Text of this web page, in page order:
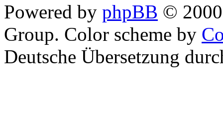
Powered by phpBB ©
Group. Color scheme by
Deutsche Übersetzung